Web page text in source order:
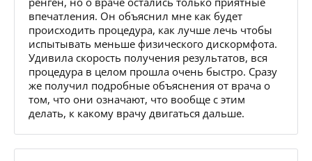
впечатления. Он объяснил мне как будет
происходить процедура, как лучше лечь чтобы
испытывать меньше физического дискормфота.
Удивила скорость получения результатов, вся
процедура в целом прошла очень быстро. Сразу
же получил подробные объяснения от врача о
том, что они означают, что вообще с этим
делать, к какому врачу двигаться дальше.